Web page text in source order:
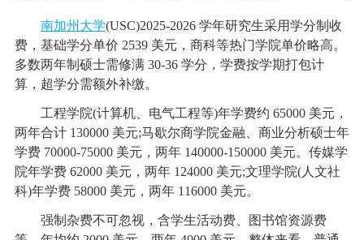
南加州大学(USC)2025-2026 学年研究生采用学分制收
费，基础学分单价 2539 美元，商科等热门学院单价略高。
多数两年制硕士需修满 30-36 学分，学费按学期打包计
算，超学分需额外补缴。
工程学院(计算机、电气工程等)年学费约 65000 美元，
两年合计 130000 美元;马歇尔商学院金融、商业分析硕士年
学费 70000-75000 美元，两年 140000-150000 美元。传媒学
院年学费 62000 美元，两年 124000 美元;文理学院(人文社
科)年学费 58000 美元，两年 116000 美元。
强制杂费不可忽视，含学生活动费、图书馆资源费